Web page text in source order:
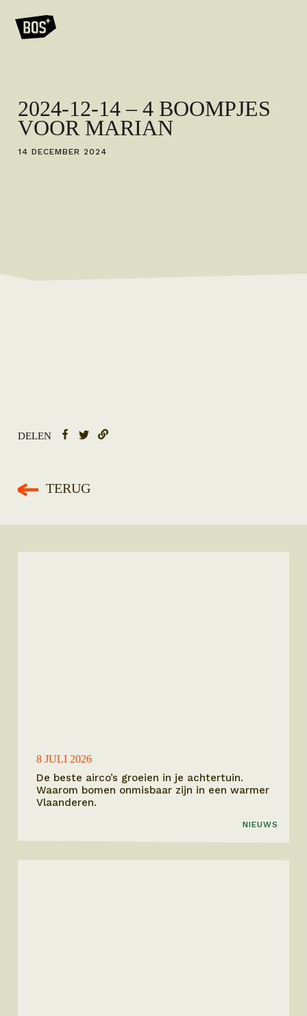
2024-12-14 – 4 BOOMPJES
VOOR MARIAN
14 DECEMBER 2024
DELEN
TERUG
8 JULI 2026
De beste airco’s groeien in je achtertuin.
Waarom bomen onmisbaar zijn in een warmer
Vlaanderen.
NIEUWS